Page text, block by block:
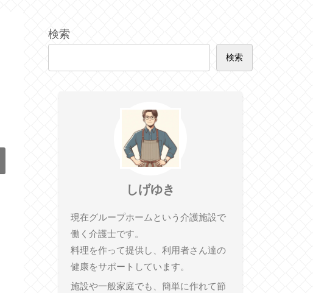
検索
検索
しげゆき
現在グループホームという介護施設で
働く介護士です。
料理を作って提供し、利用者さん達の
健康をサポートしています。
施設や一般家庭でも、簡単に作れて節